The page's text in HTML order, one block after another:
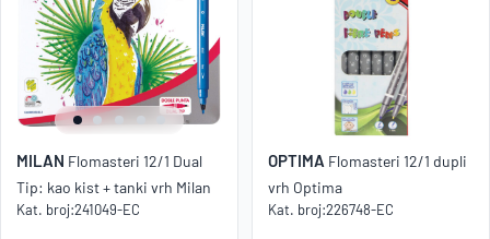
MILAN Flomasteri 12/1 Dual
Tip: kao kist + tanki vrh Milan
Kat. broj:241049-EC
OPTIMA Flomasteri 12/1 dupli
vrh Optima
Kat. broj:226748-EC